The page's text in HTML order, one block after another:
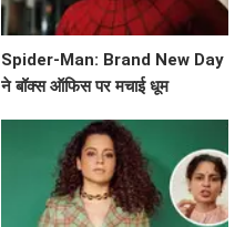
Spider-Man: Brand New Day
ने बॉक्स ऑफिस पर मचाई धूम